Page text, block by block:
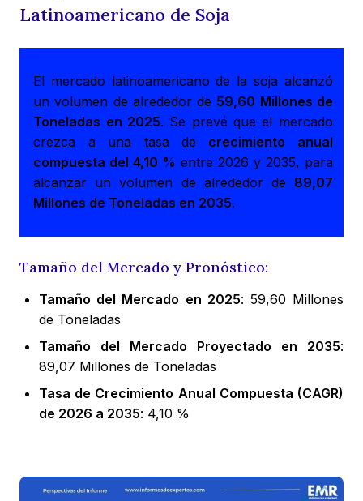
Latinoamericano de Soja
El mercado latinoamericano de la soja alcanzó
un volumen de alrededor de 59,60 Millones de
Toneladas en 2025. Se prevé que el mercado
crezca a una tasa de crecimiento anual
compuesta del 4,10 % entre 2026 y 2035, para
alcanzar un volumen de alrededor de 89,07
Millones de Toneladas en 2035.
Tamaño del Mercado y Pronóstico:
Tamaño del Mercado en 2025: 59,60 Millones
de Toneladas
Tamaño del Mercado Proyectado en 2035:
89,07 Millones de Toneladas
Tasa de Crecimiento Anual Compuesta (CAGR)
de 2026 a 2035: 4,10 %